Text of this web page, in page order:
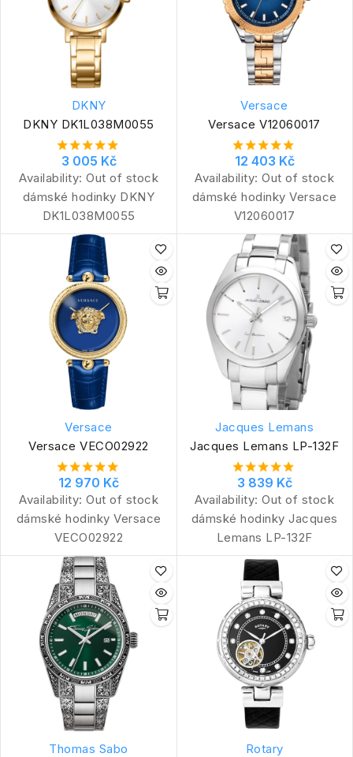
DKNY
DKNY DK1L038M0055
3 005 Kč
Availability: Out of stock
dámské hodinky DKNY
DK1L038M0055
Versace
Versace V12060017
12 403 Kč
Availability: Out of stock
dámské hodinky Versace
V12060017
Versace
Versace VECO02922
12 970 Kč
Availability: Out of stock
dámské hodinky Versace
VECO02922
Jacques Lemans
Jacques Lemans LP-132F
3 839 Kč
Availability: Out of stock
dámské hodinky Jacques
Lemans LP-132F
Thomas Sabo
Rotary